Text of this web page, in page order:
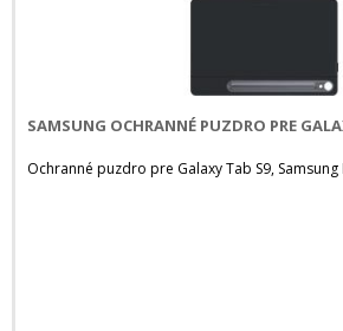
SAMSUNG OCHRANNÉ PUZDRO PRE
Ochranné puzdro pre Galaxy Tab S9, Samsung